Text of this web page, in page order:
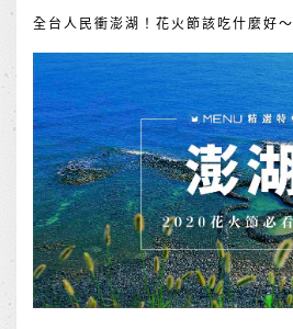
全台人民衝澎湖！花火節該吃什麼好～